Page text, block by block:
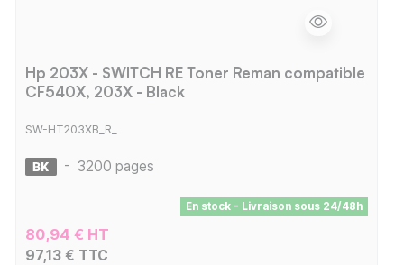
Hp 203X - SWITCH RE Toner Reman compatible
CF540X, 203X - Black
SW-HT203XB_R_
- 3200 pages
En stock - Livraison sous 24/48h
80,94 € HT
97,13 € TTC